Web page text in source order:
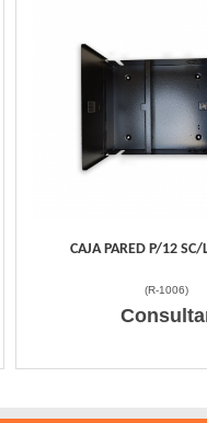
CAJA PARED P/12
(R-1006)